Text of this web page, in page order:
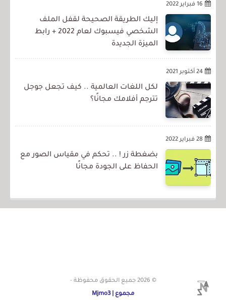
16 فبراير 2022
إليك الطريقة الصحيحة لقفل الملف
الشخصي فيسبوك لعام 2022 + رابط
الميزة الجديدة
24 أكتوبر 2021
لكل اللغات العالمية .. كيف تجعل جوجل
تترجم أفلامك مجانًا؟
28 فبراير 2022
بضغطة زر ! .. تحكم في مقياس الصور مع
الحفاظ على الجودة مجانًا
© 2026
جميع الحقوق محفوظة -
مجموع | Mjmo3